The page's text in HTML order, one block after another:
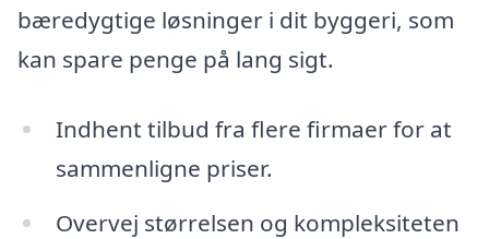
bæredygtige løsninger i dit byggeri, som
kan spare penge på lang sigt.
Indhent tilbud fra flere firmaer for at
sammenligne priser.
Overvej størrelsen og kompleksiteten